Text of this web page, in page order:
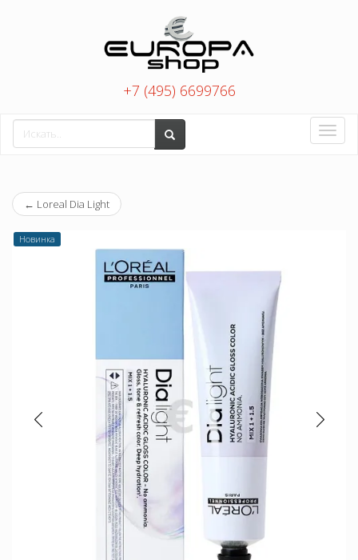
+7 (495) 6699766
Toggle
← Loreal Dia Light
Новинка